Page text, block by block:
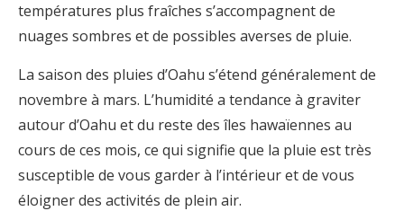
températures plus fraîches s’accompagnent de
nuages sombres et de possibles averses de pluie.
La saison des pluies d’Oahu s’étend généralement de
novembre à mars. L’humidité a tendance à graviter
autour d’Oahu et du reste des îles hawaïennes au
cours de ces mois, ce qui signifie que la pluie est très
susceptible de vous garder à l’intérieur et de vous
éloigner des activités de plein air.